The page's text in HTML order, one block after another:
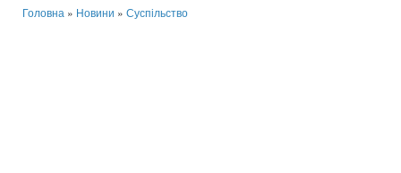
Головна » Новини » Суспільство